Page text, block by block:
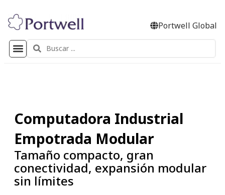
Portwell Global
Computadora Industrial
Empotrada Modular
Tamaño compacto, gran
conectividad, expansión modular
sin límites